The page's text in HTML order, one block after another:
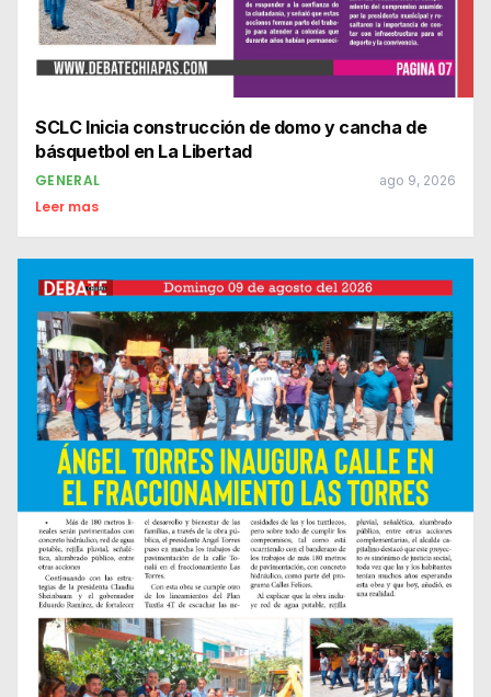
SCLC Inicia construcción de domo y cancha de
básquetbol en La Libertad
GENERAL ago 9, 2026
Leer mas